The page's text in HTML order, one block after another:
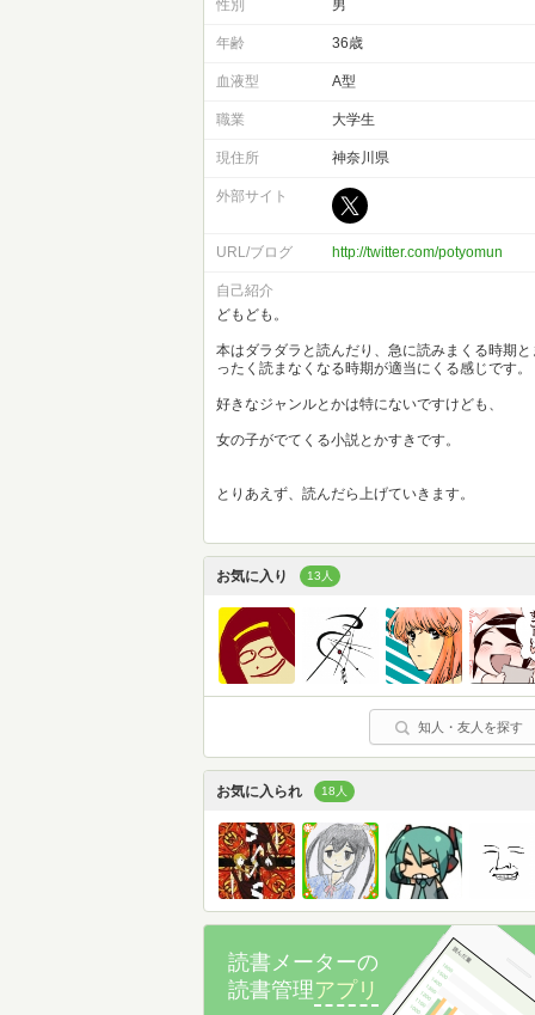
性別 男
年齢 36歳
血液型 A型
職業 大学生
現住所 神奈川県
外部サイト
URL/ブログ http://twitter.com/potyomun
自己紹介
どもども。
本はダラダラと読んだり、急に読みまくる時期と
ったく読まなくなる時期が適当にくる感じです。
好きなジャンルとかは特にないですけども、
女の子がでてくる小説とかすきです。
とりあえず、読んだら上げていきます。
お気に入り 13人
知人・友人を探す
お気に入られ 18人
読書メーターの
読書管理アプリ